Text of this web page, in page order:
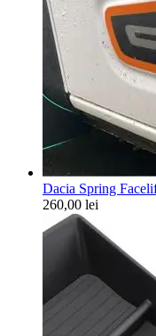
Dacia Spring
260,00 lei